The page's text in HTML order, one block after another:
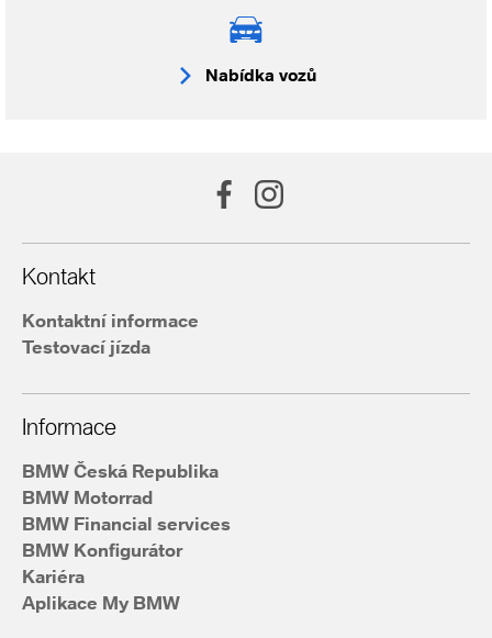
Nabídka vozů
Kontakt
Kontaktní informace
Testovací jízda
Informace
BMW Česká Republika
BMW Motorrad
BMW Financial services
BMW Konfigurátor
Kariéra
Aplikace My BMW